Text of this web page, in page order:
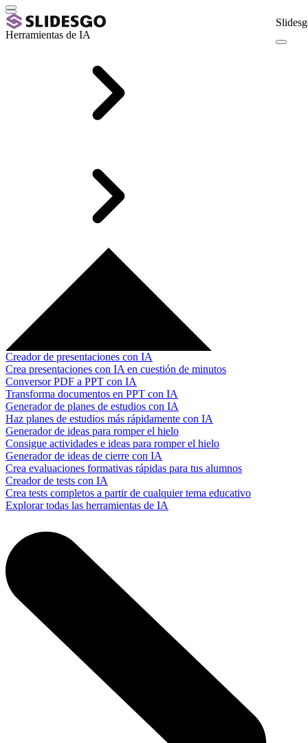
Herramientas de IA
Creador de presentaciones con IA
Crea presentaciones con IA en cuestión de minutos
Conversor PDF a PPT con IA
Transforma documentos en PPT con IA
Generador de planes de estudios con IA
Haz planes de estudios más rápidamente con IA
Generador de ideas para romper el hielo
Consigue actividades e ideas para romper el hielo
Generador de ideas de cierre con IA
Crea evaluaciones formativas rápidas para tus alumnos
Creador de tests con IA
Crea tests completos a partir de cualquier tema educativo
Explorar todas las herramientas de IA